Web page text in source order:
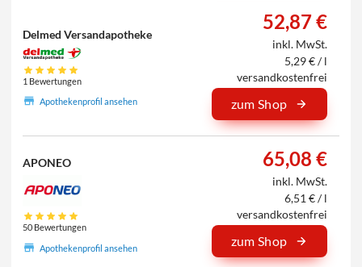
Delmed Versandapotheke
1 Bewertungen
Apothekenprofil ansehen
52,87 €
inkl. MwSt.
5,29 € / l
versandkostenfrei
zum Shop
APONEO
50 Bewertungen
Apothekenprofil ansehen
65,08 €
inkl. MwSt.
6,51 € / l
versandkostenfrei
zum Shop